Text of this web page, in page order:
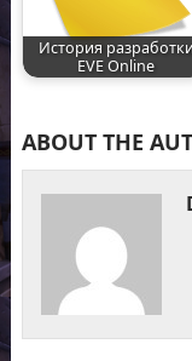
История разработки
EVE Online
ABOUT THE